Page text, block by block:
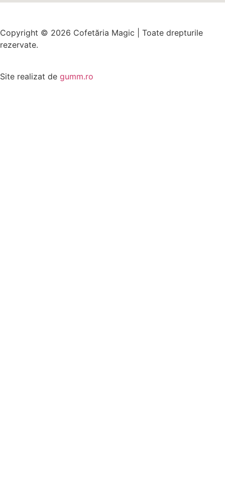
Copyright © 2026 Cofetăria Magic | Toate drepturile
rezervate.
Site realizat de gumm.ro